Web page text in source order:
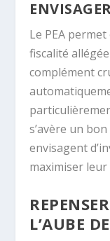
Le PEA
fiscalité
complément
s’avère un
envisagent
maximiser
L’AUBE